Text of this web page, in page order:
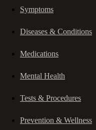
Symptoms
Diseases & Conditions
Medications
Mental Health
Tests & Procedures
Prevention & Wellness